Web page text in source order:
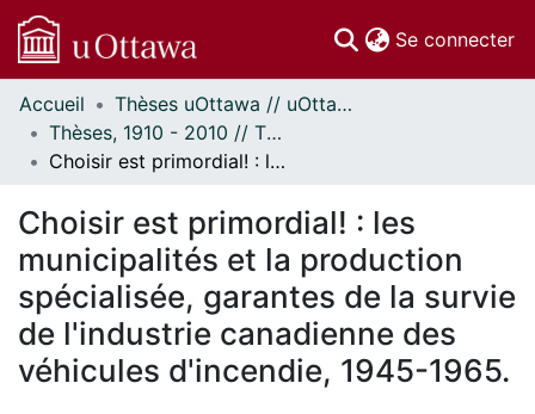
Se connecter
Communautés
et collections
Parcourir
À propos
Accueil
Thèses uOttawa // uOttawa Theses
Thèses, 1910 - 2010 // Theses, 1910 - 2010
Choisir est primordial! : les municipalités et la production spécialisée, garantes de la survie de l'industrie canadienne des véhicules d'incendie, 1945-1965.
Choisir est primordial! : les
municipalités et la production
spécialisée, garantes de la survie
de l'industrie canadienne des
véhicules d'incendie, 1945-1965.